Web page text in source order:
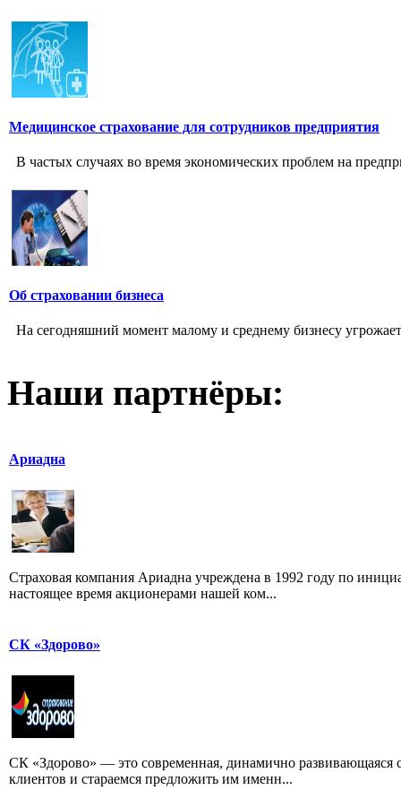
Медицинское страхование для сотрудников предприятия
В частых случаях во время экономических проблем на
Об страховании бизнеса
На сегодняшний момент малому и среднему бизнесу
Наши партнёры:
Ариадна
Страховая компания Ариадна учреждена в 1992 году по
настоящее время акционерами нашей ком...
СК «Здорово»
СК «Здорово» — это современная, динамично
клиентов и стараемся предложить им именн...